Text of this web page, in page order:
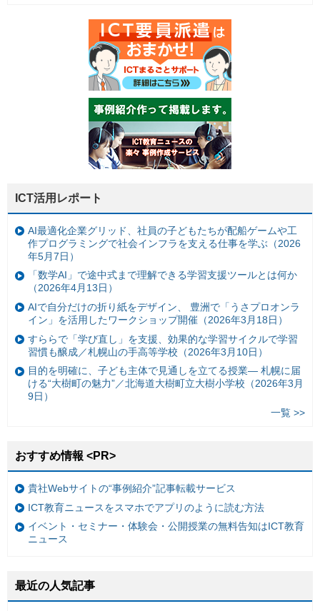
ICT活用レポート
AI最適化企業グリッド、社員の子どもたちが配船ゲームや工
作プログラミングで社会インフラを支える仕事を学ぶ（2026
年5月7日）
「数学AI」で途中式まで理解できる学習支援ツールとは何か
（2026年4月13日）
AIで自分だけの折り紙をデザイン、 豊洲で「うさプロオンラ
イン」を活用したワークショップ開催（2026年3月18日）
すららで「学び直し」を支援、効果的な学習サイクルで学習
習慣も醸成／札幌山の手高等学校（2026年3月10日）
目的を明確に、子ども主体で見通しを立てる授業— 札幌に届
ける“大樹町の魅力”／北海道大樹町立大樹小学校（2026年3月
9日）
一覧 >>
おすすめ情報 <PR>
貴社Webサイトの“事例紹介”記事転載サービス
ICT教育ニュースをスマホでアプリのように読む方法
イベント・セミナー・体験会・公開授業の無料告知はICT教育
ニュース
最近の人気記事